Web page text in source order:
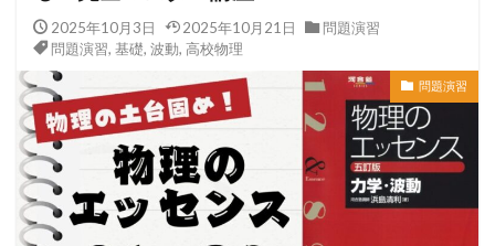
2025年10月3日 2025年10月21日
問題演習
問題演習, 基礎, 波動, 高校物理
問題演習